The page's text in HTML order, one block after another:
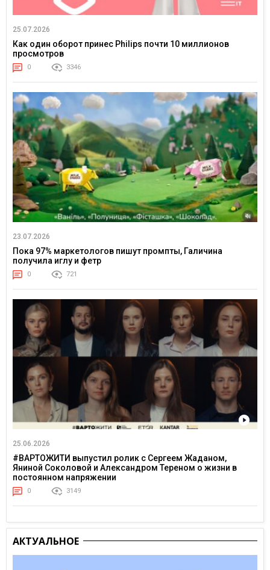
25.07.2026
Как один оборот принес Philips почти 10 миллионов
просмотров
0 3346
23.07.2026
Пока 97% маркетологов пишут промпты, Галичина
получила иглу и фетр
0 721
25.06.2026
#ВАРТОЖИТИ выпустил ролик с Сергеем Жаданом,
Яниной Соколовой и Александром Тереном о жизни в
постоянном напряжении
0 3149
АКТУАЛЬНОЕ